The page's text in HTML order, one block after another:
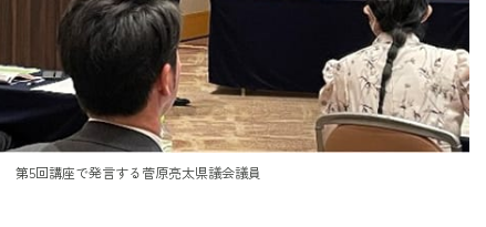
第5回講座で発言する菅原亮太県議会議員